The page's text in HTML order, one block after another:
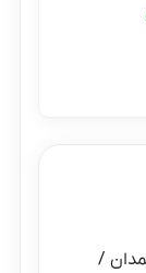
/